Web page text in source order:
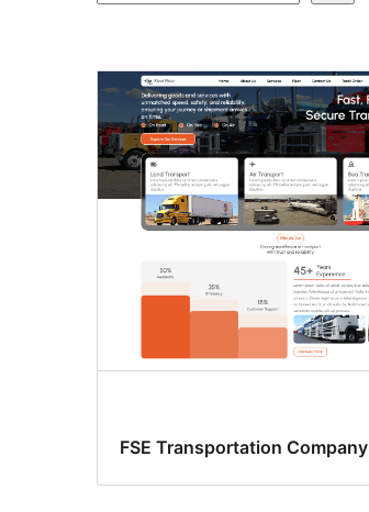
RTL
언
어
지
원
FSE Transportation Company